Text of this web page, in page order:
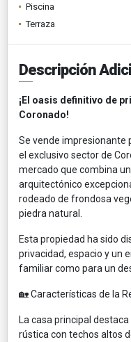
Piscina
Terraza
Descripción
¡El oasis definitivo de
Coronado!
Se vende impresionante
el exclusivo sector de
mercado que combina
arquitectónico
rodeado de frondosa
piedra natural.
Esta propiedad ha sido
privacidad, espacio y un
familiar como para un
🏡 Características de la
La casa principal
rústica con techos altos